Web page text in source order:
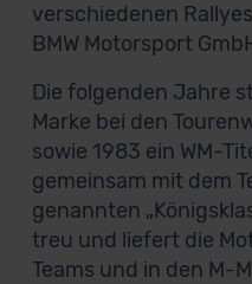
verschiedenen
BMW Motorsport
Die folgenden Jahre
Marke bei den
sowie 1983 ein WM-
gemeinsam mit dem
genannten
treu und liefert die
Teams und in den M-